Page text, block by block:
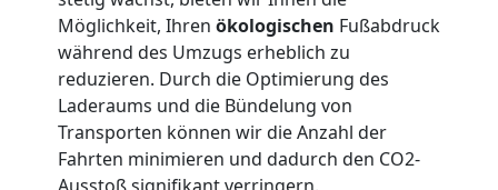
Möglichkeit, Ihren ökologischen Fußabdruck
während des Umzugs erheblich zu
reduzieren. Durch die Optimierung des
Laderaums und die Bündelung von
Transporten können wir die Anzahl der
Fahrten minimieren und dadurch den CO2-
Ausstoß signifikant verringern.
Umzug
Wiener